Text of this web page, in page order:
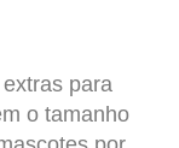
para
o tamanho